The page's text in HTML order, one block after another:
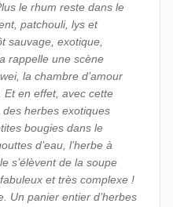
le rhum reste dans le
patchouli, lys et
sauvage, exotique,
rappelle une scène
la chambre d’amour
en effet, avec cette
herbes exotiques
bougies dans le
d’eau, l’herbe à
s’élèvent de la soupe
et très complexe !
Un panier entier d’herbes